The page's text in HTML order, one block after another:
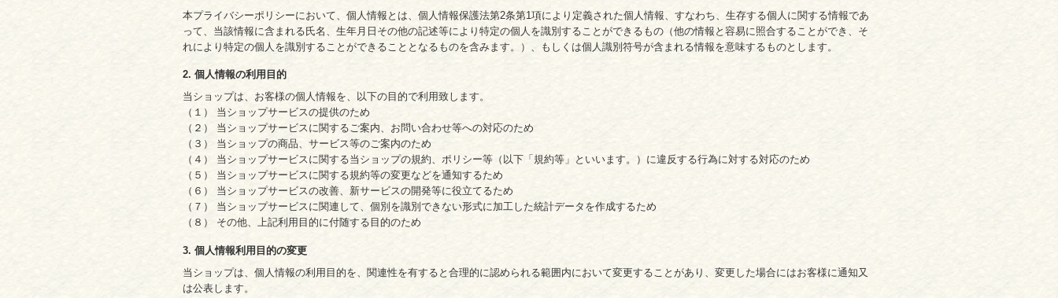
本プライバシーポリシーにおいて、個人情報とは、個人情報保護法第2条第1項により定義された個人情報、すなわち、生存する個人に関する情報であ
って、当該情報に含まれる氏名、生年月日その他の記述等により特定の個人を識別することができるもの（他の情報と容易に照合することができ、そ
れにより特定の個人を識別することができることとなるものを含みます。）、もしくは個人識別符号が含まれる情報を意味するものとします。
2. 個人情報の利用目的
当ショップは、お客様の個人情報を、以下の目的で利用致します。
（１） 当ショップサービスの提供のため
（２） 当ショップサービスに関するご案内、お問い合わせ等への対応のため
（３） 当ショップの商品、サービス等のご案内のため
（４） 当ショップサービスに関する当ショップの規約、ポリシー等（以下「規約等」といいます。）に違反する行為に対する対応のため
（５） 当ショップサービスに関する規約等の変更などを通知するため
（６） 当ショップサービスの改善、新サービスの開発等に役立てるため
（７） 当ショップサービスに関連して、個別を識別できない形式に加工した統計データを作成するため
（８） その他、上記利用目的に付随する目的のため
3. 個人情報利用目的の変更
当ショップは、個人情報の利用目的を、関連性を有すると合理的に認められる範囲内において変更することがあり、変更した場合にはお客様に通知又
は公表します。